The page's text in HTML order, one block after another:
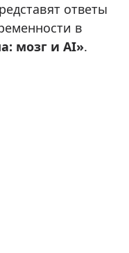
ответы
в
мозг и AI».